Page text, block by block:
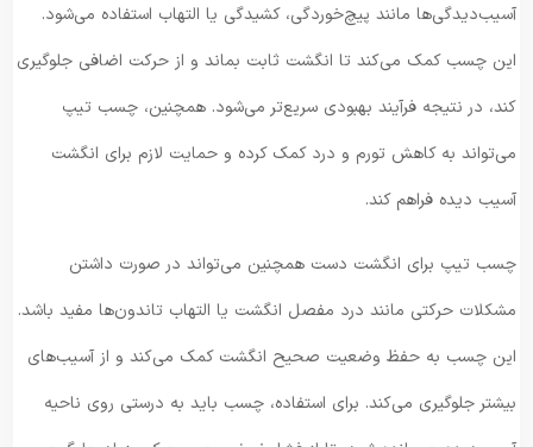
آسیب‌دیدگی‌ها مانند پیچ‌خوردگی، کشیدگی یا التهاب استفاده می‌شود.
این چسب کمک می‌کند تا انگشت ثابت بماند و از حرکت اضافی جلوگیری
کند، در نتیجه فرآیند بهبودی سریع‌تر می‌شود. همچنین، چسب تیپ
می‌تواند به کاهش تورم و درد کمک کرده و حمایت لازم برای انگشت
آسیب دیده فراهم کند.
چسب تیپ برای انگشت دست همچنین می‌تواند در صورت داشتن
مشکلات حرکتی مانند درد مفصل انگشت یا التهاب تاندون‌ها مفید باشد.
این چسب به حفظ وضعیت صحیح انگشت کمک می‌کند و از آسیب‌های
بیشتر جلوگیری می‌کند. برای استفاده، چسب باید به درستی روی ناحیه